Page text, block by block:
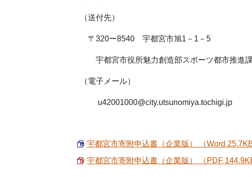
（送付先）
〒320ー8540 宇都宮市旭1－1－5
宇都宮市役所魅力創造部スポーツ都市推進
（電子メール）
u42001000@city.utsunomiya.tochigi.jp
宇都宮市寄附申込書（企業版） （Word 25.7KB
宇都宮市寄附申込書（企業版） （PDF